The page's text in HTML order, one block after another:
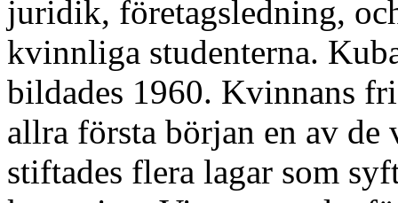
juridik, företagsledning,
kvinnliga studenterna.
bildades 1960. Kvinnans
allra första början en av de
stiftades flera lagar som